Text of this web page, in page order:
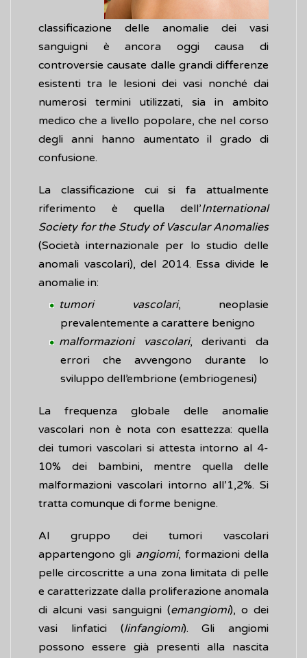
classificazione delle anomalie dei vasi
sanguigni è ancora oggi causa di
controversie causate dalle grandi differenze
esistenti tra le lesioni dei vasi nonché dai
numerosi termini utilizzati, sia in ambito
medico che a livello popolare, che nel corso
degli anni hanno aumentato il grado di
confusione.
La classificazione cui si fa attualmente
riferimento è quella dell’International
Society for the Study of Vascular Anomalies
(Società internazionale per lo studio delle
anomali vascolari), del 2014. Essa divide le
anomalie in:
tumori vascolari, neoplasie
prevalentemente a carattere benigno
malformazioni vascolari, derivanti da
errori che avvengono durante lo
sviluppo dell’embrione (embriogenesi)
La frequenza globale delle anomalie
vascolari non è nota con esattezza: quella
dei tumori vascolari si attesta intorno al 4-
10% dei bambini, mentre quella delle
malformazioni vascolari intorno all’1,2%. Si
tratta comunque di forme benigne.
Al gruppo dei tumori vascolari
appartengono gli angiomi, formazioni della
pelle circoscritte a una zona limitata di pelle
e caratterizzate dalla proliferazione anomala
di alcuni vasi sanguigni (emangiomi), o dei
vasi linfatici (linfangiomi). Gli angiomi
possono essere già presenti alla nascita